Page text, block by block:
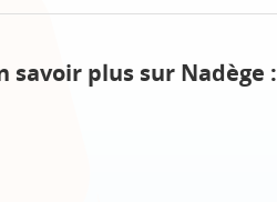
plus sur Nadège :